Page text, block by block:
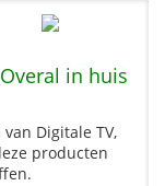
in huis
Digitale TV,
producten